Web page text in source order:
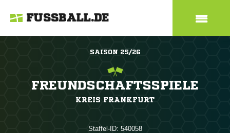
FUSSBALL.DE
SAISON 25/26
FREUNDSCHAFTSSPIELE
KREIS FRANKFURT
Staffel-ID: 540058